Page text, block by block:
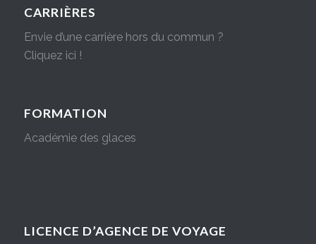
CARRIÈRES
Envie d’une carrière hors du commun ?
Cliquez ici !
FORMATION
Académie des glaces
LICENCE D’AGENCE DE VOYAGE